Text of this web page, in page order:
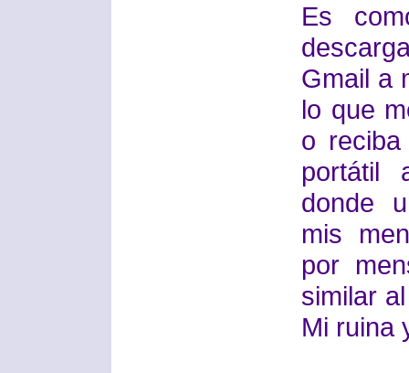
Es
Gmail a
lo que
o
portátil
donde
mis
por
similar
Mi ruina